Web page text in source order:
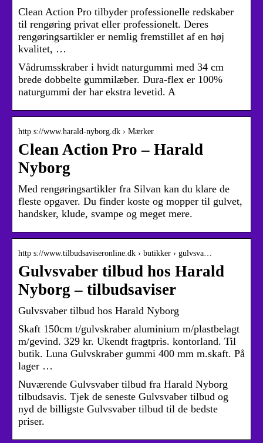
Clean Action Pro tilbyder professionelle redskaber
til rengøring privat eller professionelt. Deres
rengøringsartikler er nemlig fremstillet af en høj
kvalitet, …
Vådrumsskraber i hvidt naturgummi med 34 cm
brede dobbelte gummilæber. Dura-flex er 100%
naturgummi der har ekstra levetid. A
http s://www.harald-nyborg.dk › Mærker
Clean Action Pro – Harald
Nyborg
Med rengøringsartikler fra Silvan kan du klare de
fleste opgaver. Du finder koste og mopper til gulvet,
handsker, klude, svampe og meget mere.
http s://www.tilbudsaviseronline.dk › butikker › gulvsva…
Gulvsvaber tilbud hos Harald
Nyborg – tilbudsaviser
Gulvsvaber tilbud hos Harald Nyborg
Skaft 150cm t/gulvskraber aluminium m/plastbelagt
m/gevind. 329 kr. Ukendt fragtpris. kontorland. Til
butik. Luna Gulvskraber gummi 400 mm m.skaft. På
lager …
Nuværende Gulvsvaber tilbud fra Harald Nyborg
tilbudsavis. Tjek de seneste Gulvsvaber tilbud og
nyd de billigste Gulvsvaber tilbud til de bedste
priser.